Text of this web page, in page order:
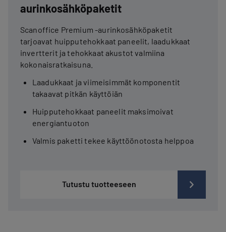
aurinkosähköpaketit
Scanoffice Premium -aurinkosähköpaketit
tarjoavat huipputehokkaat paneelit, laadukkaat
invertterit ja tehokkaat akustot valmiina
kokonaisratkaisuna.
Laadukkaat ja viimeisimmät komponentit
takaavat pitkän käyttöiän
Huipputehokkaat paneelit maksimoivat
energiantuoton
Valmis paketti tekee käyttöönotosta helppoa
Tutustu tuotteeseen